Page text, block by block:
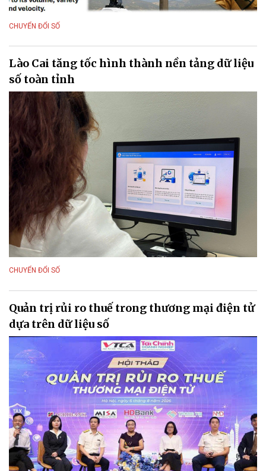
CHUYỂN ĐỔI SỐ
Lào Cai tăng tốc hình thành nền tảng dữ liệu
số toàn tỉnh
CHUYỂN ĐỔI SỐ
Quản trị rủi ro thuế trong thương mại điện tử
dựa trên dữ liệu số